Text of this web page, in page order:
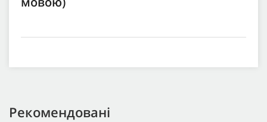
Рекомендовані